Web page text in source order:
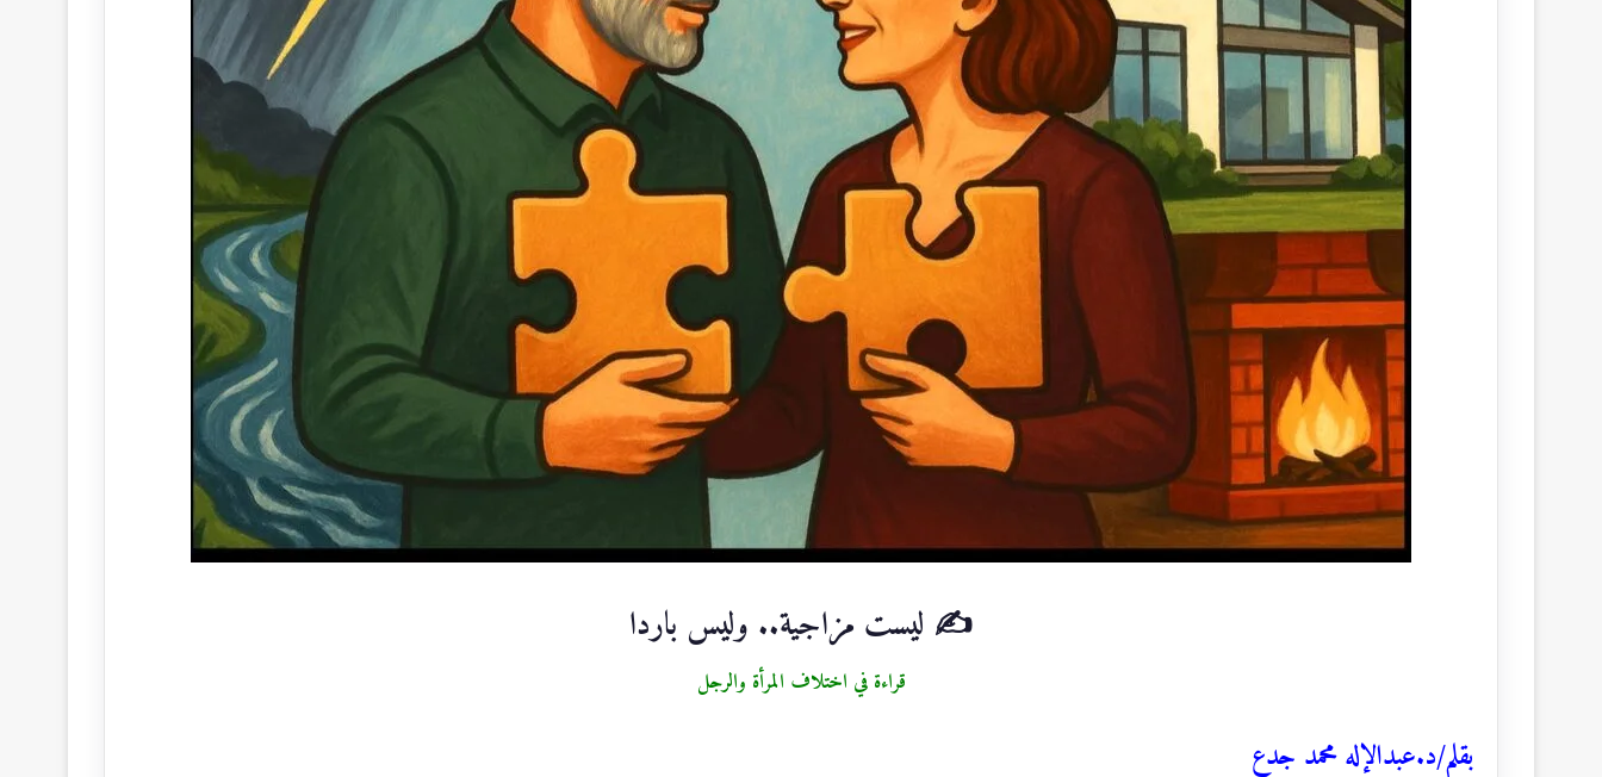
✍️ ليست مزاجية.. وليس باردا
قراءة في اختلاف المرأة والرجل
بقلم/د.عبدالإله محمد جدع